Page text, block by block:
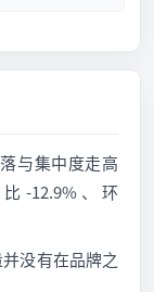
与集中度走高
-12.9%、环
没有在品牌之